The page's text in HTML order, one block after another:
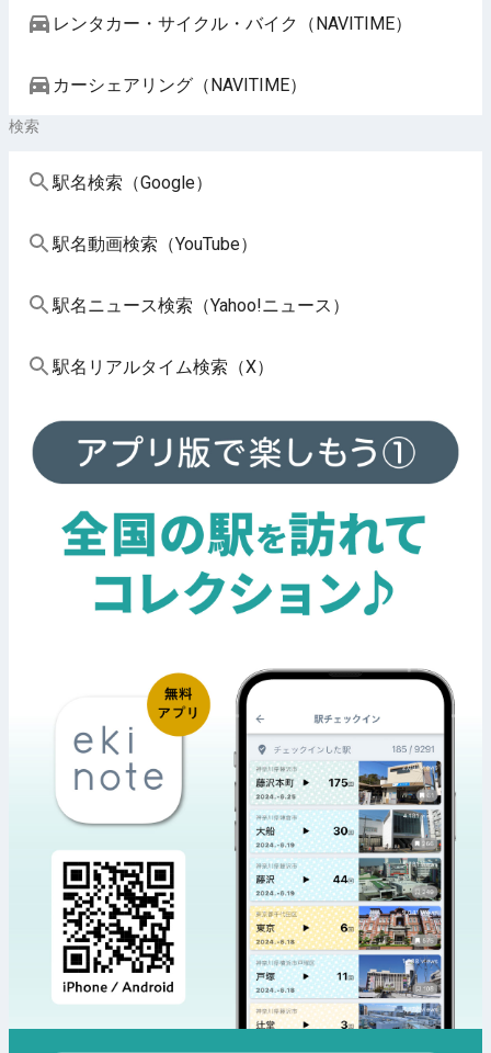
レンタカー・サイクル・バイク（NAVITIME）
カーシェアリング（NAVITIME）
検索
駅名検索（Google）
駅名動画検索（YouTube）
駅名ニュース検索（Yahoo!ニュース）
駅名リアルタイム検索（X）